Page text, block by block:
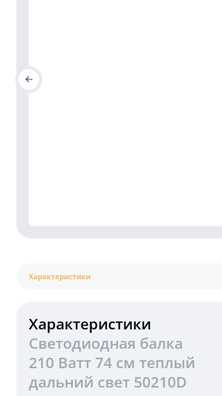
Характеристики
Характеристики
Светодиодная балка
210 Ватт 74 см теплый
дальний свет 50210D